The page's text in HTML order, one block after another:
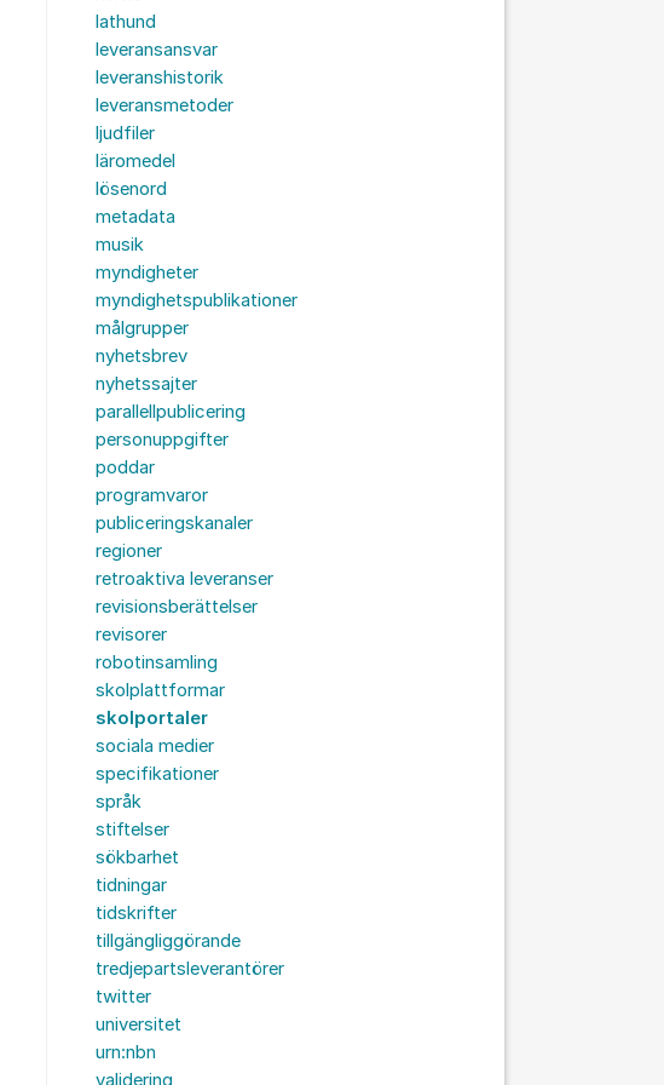
lathund
leveransansvar
leveranshistorik
leveransmetoder
ljudfiler
läromedel
lösenord
metadata
musik
myndigheter
myndighetspublikationer
målgrupper
nyhetsbrev
nyhetssajter
parallellpublicering
personuppgifter
poddar
programvaror
publiceringskanaler
regioner
retroaktiva leveranser
revisionsberättelser
revisorer
robotinsamling
skolplattformar
skolportaler
sociala medier
specifikationer
språk
stiftelser
sökbarhet
tidningar
tidskrifter
tillgängliggörande
tredjepartsleverantörer
twitter
universitet
urn:nbn
validering